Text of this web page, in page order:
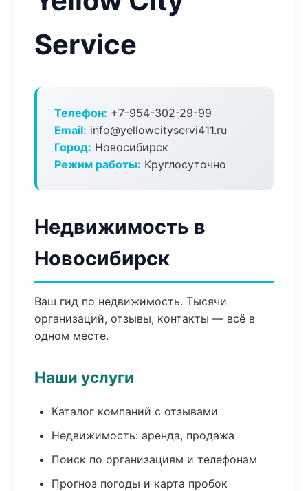
Service
Телефон: +7-954-302-29-99
Email: info@yellowcityservi411.ru
Город: Новосибирск
Режим работы: Круглосуточно
Недвижимость в
Новосибирск
Ваш гид по недвижимость. Тысячи
организаций, отзывы, контакты — всё в
одном месте.
Наши услуги
Каталог компаний с отзывами
Недвижимость: аренда, продажа
Поиск по организациям и телефонам
Прогноз погоды и карта пробок